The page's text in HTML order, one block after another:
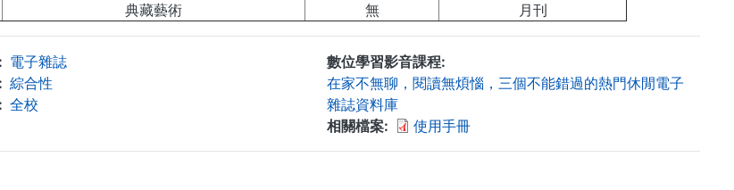
典藏藝術 無 月刊
電子雜誌
綜合性
全校
數位學習影音課程
在家不無聊，閱讀無煩惱，三個不能錯過的熱門休閒電子
雜誌資料庫
相關檔案
使用手冊